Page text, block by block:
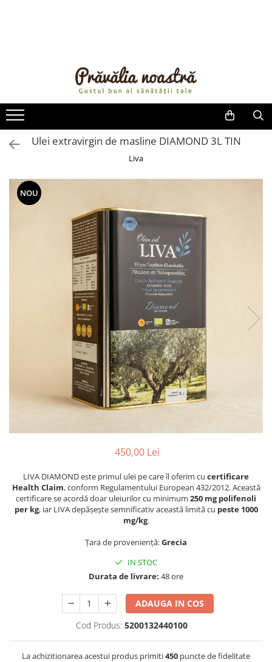
ULEIURI ȘI UNTURI
MĂSLINE
NUCI ȘI SEMINȚE
FRUCTE DESHIDRATATE
FRUCTE LA CONSERVĂ
OȚETURI ȘI SOSURI
FĂINĂ FĂRĂ GLUTEN
BĂUTURI / LAPTE VEGETAL
OREZ ȘI CEREALE
CREME ȘI PASTE TARTINABILE
CEAIURI GRECEȘTI
CIOCOLATĂ ȘI CACAO
HEALTHY SNACKS
SUPERALIMENTE
BACANIE
REMEDII NATURISTE
TOATE PRODUSELE
Ulei extravirgin de masline DIAMOND 3L TIN
Liva
NOU
450,00 Lei
LIVA DIAMOND este primul ulei pe care îl oferim cu certificare
Health Claim, conform Regulamentului European 432/2012. Această
certificare se acordă doar uleiurilor cu minimum 250 mg polifenoli
per kg, iar LIVA depășește semnificativ această limită cu peste 1000
mg/kg.
Țara de proveniență:Grecia
IN STOC
Durata de livrare: 48 ore
ADAUGA IN COS
Cod Produs: 5200132440100
La achizitionarea acestui produs primiti450 puncte de fidelitate